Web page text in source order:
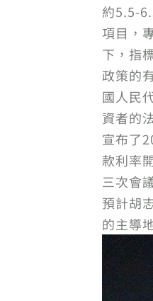
約5.5-
項目，
下，指
政策的
國人民
資者的
宣布了
款利率
三次會
預計胡
的主導